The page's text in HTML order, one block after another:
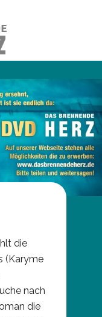
die
(Karyme
nach
die